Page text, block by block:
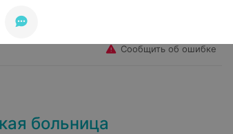
Сообщить об ошибке
больница